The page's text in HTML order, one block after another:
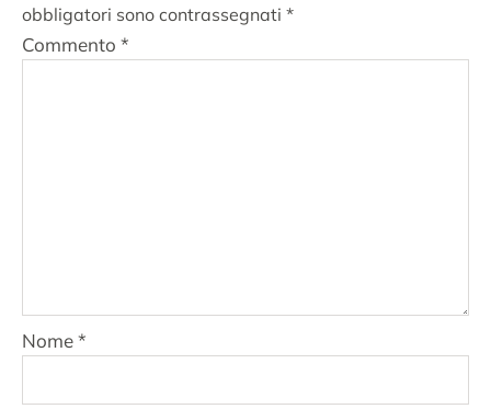
obbligatori sono contrassegnati *
Commento *
Nome*